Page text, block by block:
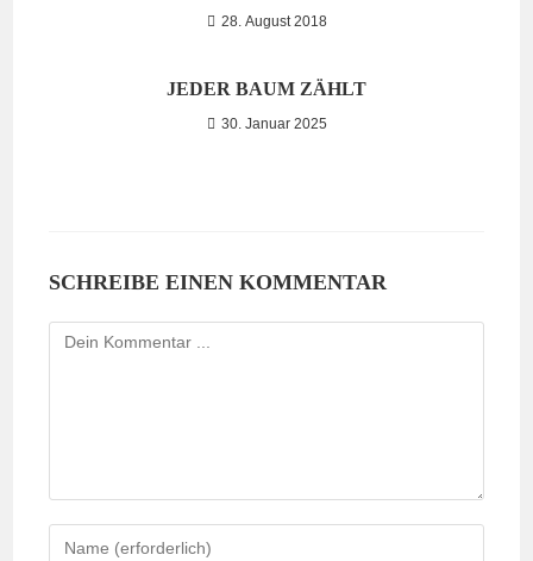
28. August 2018
JEDER BAUM ZÄHLT
30. Januar 2025
SCHREIBE EINEN KOMMENTAR
Kommentieren